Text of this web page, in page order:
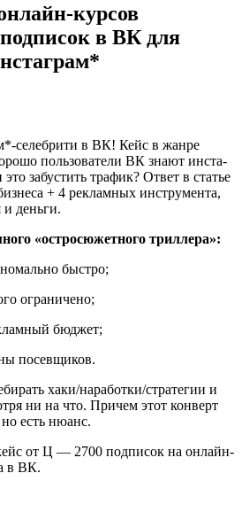
курсов
в ВК для
селебрити в ВК! Кейс в жанре
пользователи ВК знают инста-
забустить трафик? Ответ в статье
+ 4 рекламных инструмента,
и деньги.
«остросюжетного триллера»:
быстро;
ограничено;
бюджет;
посевщиков.
хаки/наработки/стратегии и
ни на что. Причем этот конверт
есть нюанс.
от Ц — 2700 подписок на онлайн-
в ВК.